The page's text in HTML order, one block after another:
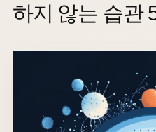
하지 않는 습관